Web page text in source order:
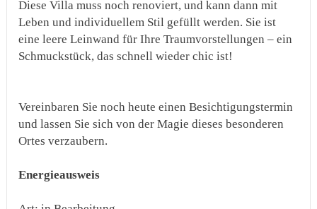
Diese Villa muss noch renoviert, und kann dann mit
Leben und individuellem Stil gefüllt werden. Sie ist
eine leere Leinwand für Ihre Traumvorstellungen – ein
Schmuckstück, das schnell wieder chic ist!
Vereinbaren Sie noch heute einen Besichtigungstermin
und lassen Sie sich von der Magie dieses besonderen
Ortes verzaubern.
Energieausweis